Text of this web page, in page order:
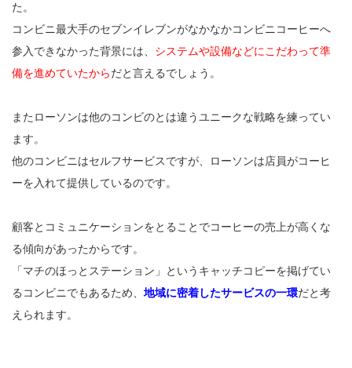
た。
コンビニ最大手のセブンイレブンがなかなかコンビニコーヒーへ
参入できなかった背景には、 システムや設備などにこだわって準
備を進めていたからだと言えるでしょう。
またローソンは他のコンビのとは違うユニークな戦略を練ってい
ます。
他のコンビニはセルフサービスですが、ローソンは店員がコーヒ
ーを入れて提供しているのです。
顧客とコミュニケーションをとることでコーヒーの売上が高くな
る傾向があったからです。
「マチのほっとステーション」というキャッチコピーを掲げてい
るコンビニでもあるため、 地域に密着したサービスの一環だと考
えられます。